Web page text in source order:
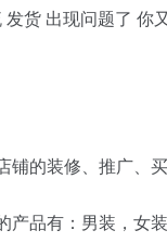
货 出现问题了
的装修、推广、
产品有：男装，女